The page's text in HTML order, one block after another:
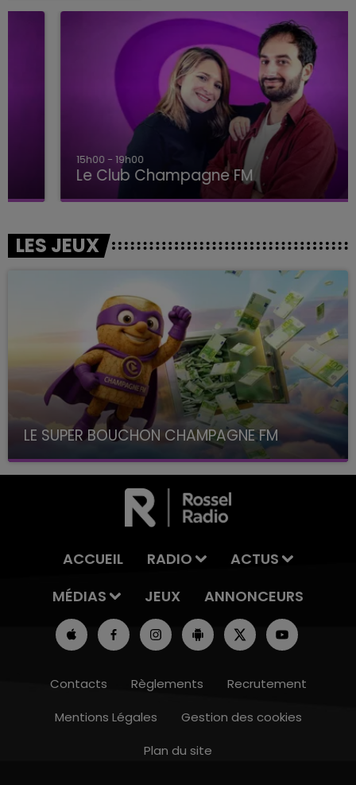
14h00 - 15h00
15h00 - 19h00
Le Club Champagne FM
LES JEUX
LE SUPER BOUCHON CHAMPAGNE FM
avec La Famille Champagne FM, à 8H10
ACCUEIL RADIO
ACTUS
MÉDIAS
JEUX ANNONCEURS
Contacts Règlements
Recrutement
Mentions Légales
Gestion des cookies
Plan du site